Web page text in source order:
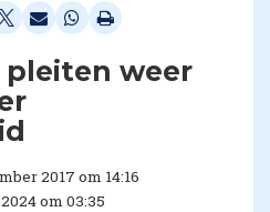
pleiten weer
2017 om 14:16
om 03:35